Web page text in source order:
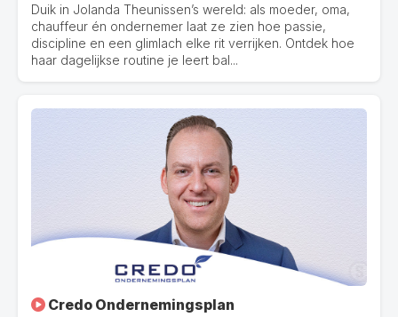
Duik in Jolanda Theunissen’s wereld: als moeder, oma,
chauffeur én ondernemer laat ze zien hoe passie,
discipline en een glimlach elke rit verrijken. Ontdek hoe
haar dagelijkse routine je leert bal...
Credo Ondernemingsplan